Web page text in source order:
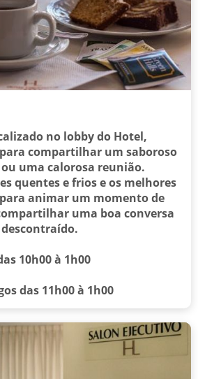
no lobby do Hotel,
compartilhar um saboroso
uma calorosa reunião.
quentes e frios e os melhores
animar um momento de
uma boa conversa
10h00 à 1h00
das 11h00 à 1h00